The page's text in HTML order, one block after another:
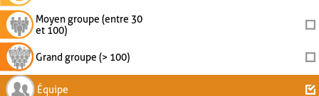
Moyen groupe (entre 30
et 100)
Grand groupe (> 100)
Équipe